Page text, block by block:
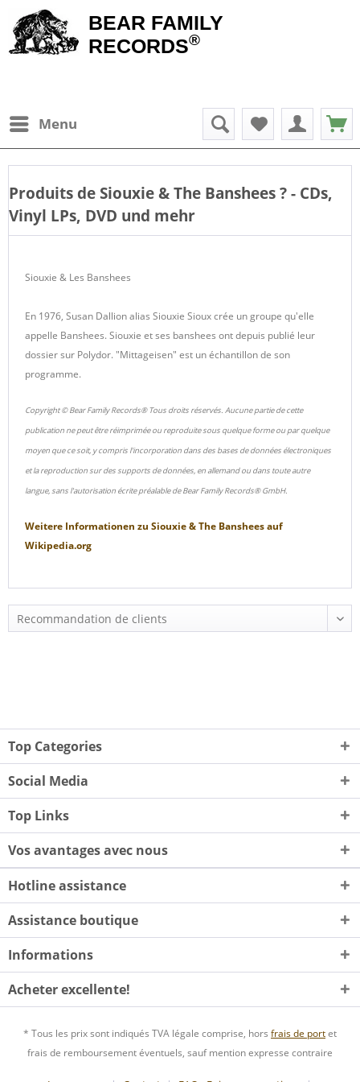
BEAR FAMILY
RECORDS®
Menu
Produits de Siouxie & The Banshees? - CDs,
Vinyl LPs, DVD und mehr
Siouxie & Les Banshees
En 1976, Susan Dallion alias Siouxie Sioux crée un groupe qu'elle
appelle Banshees. Siouxie et ses banshees ont depuis publié leur
dossier sur Polydor. "Mittageisen" est un échantillon de son
programme.
Copyright © Bear Family Records® Tous droits réservés. Aucune partie de cette
publication ne peut être réimprimée ou reproduite sous quelque forme ou par quelque
moyen que ce soit, y compris l'incorporation dans des bases de données électroniques
et la reproduction sur des supports de données, en allemand ou dans toute autre
langue, sans l'autorisation écrite préalable de Bear Family Records® GmbH.
Weitere Informationen zu Siouxie & The Bansheesauf
Wikipedia.org
Top Categories
Social Media
Top Links
Vos avantages avec nous
Hotline assistance
Assistance boutique
Informations
Acheter excellente!
* Tous les prix sont indiqués TVA légale comprise, hors frais de portet
frais de remboursement éventuels, sauf mention expresse contraire